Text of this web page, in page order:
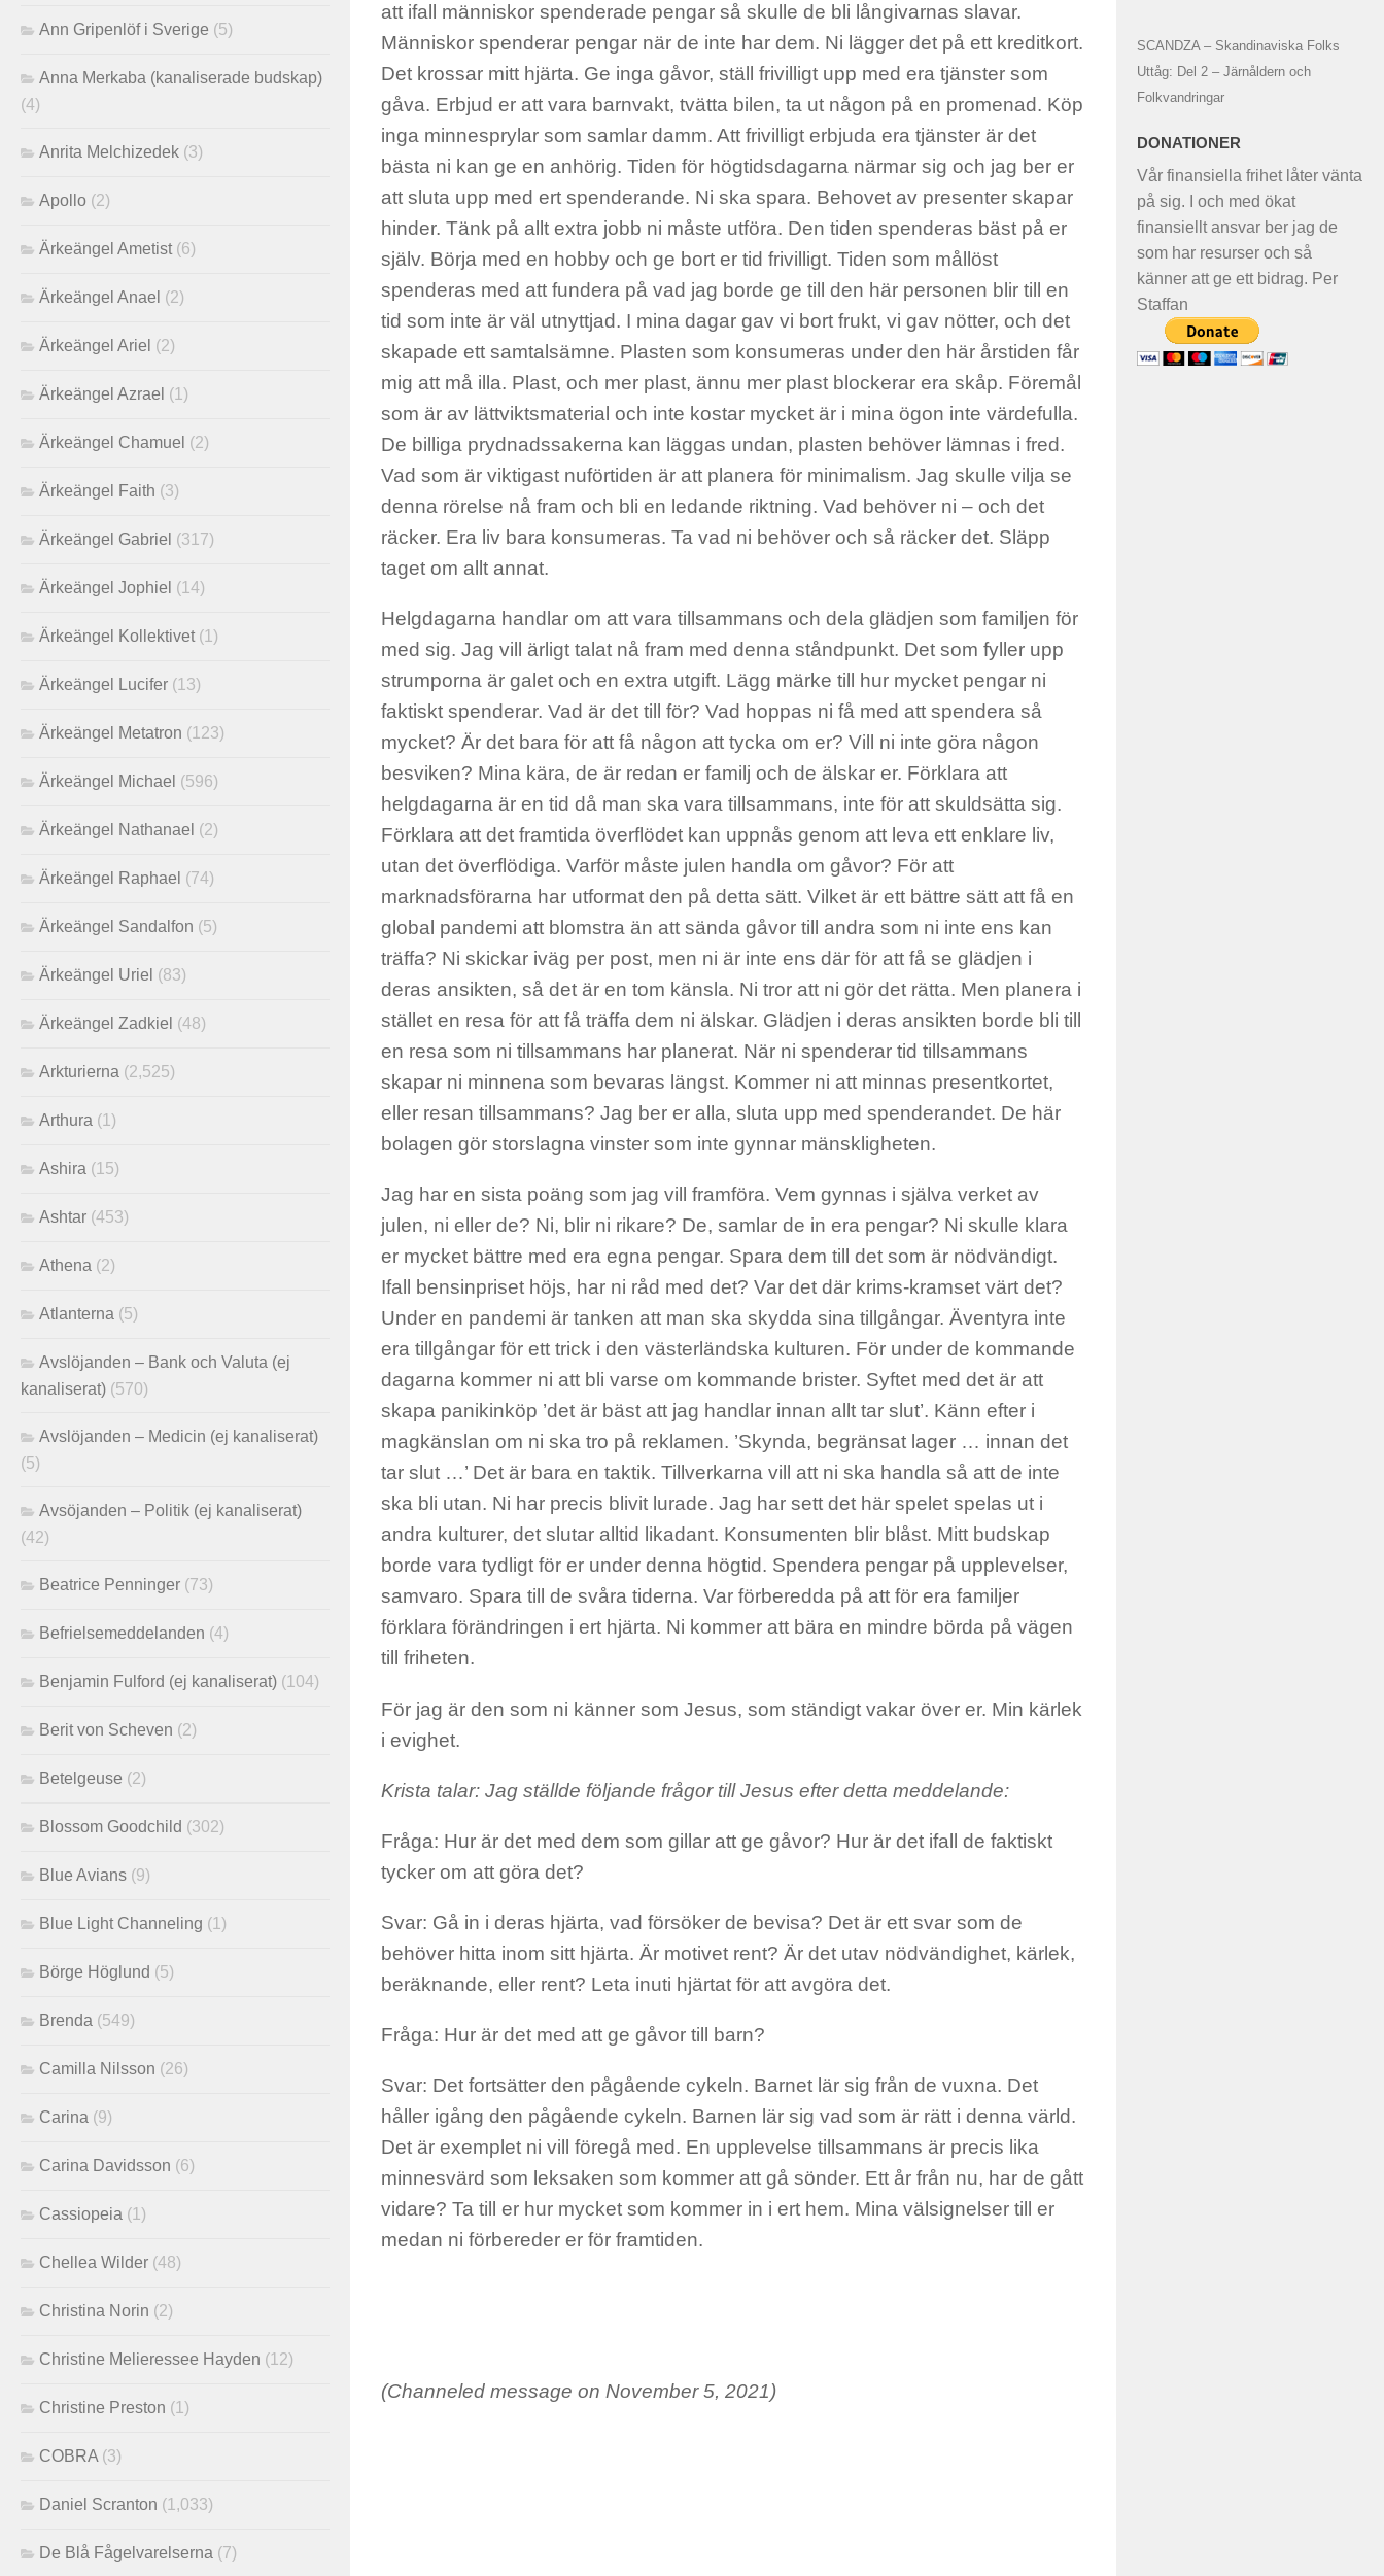
att ifall människor spenderade pengar så skulle de bli långivarnas slavar.
Människor spenderar pengar när de inte har dem. Ni lägger det på ett kreditkort.
Det krossar mitt hjärta. Ge inga gåvor, ställ frivilligt upp med era tjänster som
gåva. Erbjud er att vara barnvakt, tvätta bilen, ta ut någon på en promenad. Köp
inga minnesprylar som samlar damm. Att frivilligt erbjuda era tjänster är det
bästa ni kan ge en anhörig. Tiden för högtidsdagarna närmar sig och jag ber er
att sluta upp med ert spenderande. Ni ska spara. Behovet av presenter skapar
hinder. Tänk på allt extra jobb ni måste utföra. Den tiden spenderas bäst på er
själv. Börja med en hobby och ge bort er tid frivilligt. Tiden som mållöst
spenderas med att fundera på vad jag borde ge till den här personen blir till en
tid som inte är väl utnyttjad. I mina dagar gav vi bort frukt, vi gav nötter, och det
skapade ett samtalsämne. Plasten som konsumeras under den här årstiden får
mig att må illa. Plast, och mer plast, ännu mer plast blockerar era skåp. Föremål
som är av lättviktsmaterial och inte kostar mycket är i mina ögon inte värdefulla.
De billiga prydnadssakerna kan läggas undan, plasten behöver lämnas i fred.
Vad som är viktigast nuförtiden är att planera för minimalism. Jag skulle vilja se
denna rörelse nå fram och bli en ledande riktning. Vad behöver ni – och det
räcker. Era liv bara konsumeras. Ta vad ni behöver och så räcker det. Släpp
taget om allt annat.
Helgdagarna handlar om att vara tillsammans och dela glädjen som familjen för
med sig. Jag vill ärligt talat nå fram med denna ståndpunkt. Det som fyller upp
strumporna är galet och en extra utgift. Lägg märke till hur mycket pengar ni
faktiskt spenderar. Vad är det till för? Vad hoppas ni få med att spendera så
mycket? Är det bara för att få någon att tycka om er? Vill ni inte göra någon
besviken? Mina kära, de är redan er familj och de älskar er. Förklara att
helgdagarna är en tid då man ska vara tillsammans, inte för att skuldsätta sig.
Förklara att det framtida överflödet kan uppnås genom att leva ett enklare liv,
utan det överflödiga. Varför måste julen handla om gåvor? För att
marknadsförarna har utformat den på detta sätt. Vilket är ett bättre sätt att få en
global pandemi att blomstra än att sända gåvor till andra som ni inte ens kan
träffa? Ni skickar iväg per post, men ni är inte ens där för att få se glädjen i
deras ansikten, så det är en tom känsla. Ni tror att ni gör det rätta. Men planera i
stället en resa för att få träffa dem ni älskar. Glädjen i deras ansikten borde bli till
en resa som ni tillsammans har planerat. När ni spenderar tid tillsammans
skapar ni minnena som bevaras längst. Kommer ni att minnas presentkortet,
eller resan tillsammans? Jag ber er alla, sluta upp med spenderandet. De här
bolagen gör storslagna vinster som inte gynnar mänskligheten.
Jag har en sista poäng som jag vill framföra. Vem gynnas i själva verket av
julen, ni eller de? Ni, blir ni rikare? De, samlar de in era pengar? Ni skulle klara
er mycket bättre med era egna pengar. Spara dem till det som är nödvändigt.
Ifall bensinpriset höjs, har ni råd med det? Var det där krims-kramset värt det?
Under en pandemi är tanken att man ska skydda sina tillgångar. Äventyra inte
era tillgångar för ett trick i den västerländska kulturen. För under de kommande
dagarna kommer ni att bli varse om kommande brister. Syftet med det är att
skapa panikinköp ’det är bäst att jag handlar innan allt tar slut’. Känn efter i
magkänslan om ni ska tro på reklamen. ’Skynda, begränsat lager … innan det
tar slut …’ Det är bara en taktik. Tillverkarna vill att ni ska handla så att de inte
ska bli utan. Ni har precis blivit lurade. Jag har sett det här spelet spelas ut i
andra kulturer, det slutar alltid likadant. Konsumenten blir blåst. Mitt budskap
borde vara tydligt för er under denna högtid. Spendera pengar på upplevelser,
samvaro. Spara till de svåra tiderna. Var förberedda på att för era familjer
förklara förändringen i ert hjärta. Ni kommer att bära en mindre börda på vägen
till friheten.
För jag är den som ni känner som Jesus, som ständigt vakar över er. Min kärlek
i evighet.
Krista talar: Jag ställde följande frågor till Jesus efter detta meddelande:
Fråga: Hur är det med dem som gillar att ge gåvor? Hur är det ifall de faktiskt
tycker om att göra det?
Svar: Gå in i deras hjärta, vad försöker de bevisa? Det är ett svar som de
behöver hitta inom sitt hjärta. Är motivet rent? Är det utav nödvändighet, kärlek,
beräknande, eller rent? Leta inuti hjärtat för att avgöra det.
Fråga: Hur är det med att ge gåvor till barn?
Svar: Det fortsätter den pågående cykeln. Barnet lär sig från de vuxna. Det
håller igång den pågående cykeln. Barnen lär sig vad som är rätt i denna värld.
Det är exemplet ni vill föregå med. En upplevelse tillsammans är precis lika
minnesvärd som leksaken som kommer att gå sönder. Ett år från nu, har de gått
vidare? Ta till er hur mycket som kommer in i ert hem. Mina välsignelser till er
medan ni förbereder er för framtiden.
(Channeled message on November 5, 2021)
Ann Gripenlöf i Sverige (5)
Anna Merkaba (kanaliserade budskap)
(4)
Anrita Melchizedek (3)
Apollo (2)
Ärkeängel Ametist (6)
Ärkeängel Anael (2)
Ärkeängel Ariel (2)
Ärkeängel Azrael (1)
Ärkeängel Chamuel (2)
Ärkeängel Faith (3)
Ärkeängel Gabriel (317)
Ärkeängel Jophiel (14)
Ärkeängel Kollektivet (1)
Ärkeängel Lucifer (13)
Ärkeängel Metatron (123)
Ärkeängel Michael (596)
Ärkeängel Nathanael (2)
Ärkeängel Raphael (74)
Ärkeängel Sandalfon (5)
Ärkeängel Uriel (83)
Ärkeängel Zadkiel (48)
Arkturierna (2,525)
Arthura (1)
Ashira (15)
Ashtar (453)
Athena (2)
Atlanterna (5)
Avslöjanden – Bank och Valuta (ej
kanaliserat) (570)
Avslöjanden – Medicin (ej kanaliserat)
(5)
Avsöjanden – Politik (ej kanaliserat)
(42)
Beatrice Penninger (73)
Befrielsemeddelanden (4)
Benjamin Fulford (ej kanaliserat) (104)
Berit von Scheven (2)
Betelgeuse (2)
Blossom Goodchild (302)
Blue Avians (9)
Blue Light Channeling (1)
Börge Höglund (5)
Brenda (549)
Camilla Nilsson (26)
Carina (9)
Carina Davidsson (6)
Cassiopeia (1)
Chellea Wilder (48)
Christina Norin (2)
Christine Melieressee Hayden (12)
Christine Preston (1)
COBRA (3)
Daniel Scranton (1,033)
De Blå Fågelvarelserna (7)
SCANDZA – Skandinaviska Folks
Uttåg: Del 2 – Järnåldern och
Folkvandringar
DONATIONER
Vår finansiella frihet låter vänta
på sig. I och med ökat
finansiellt ansvar ber jag de
som har resurser och så
känner att ge ett bidrag. Per
Staffan